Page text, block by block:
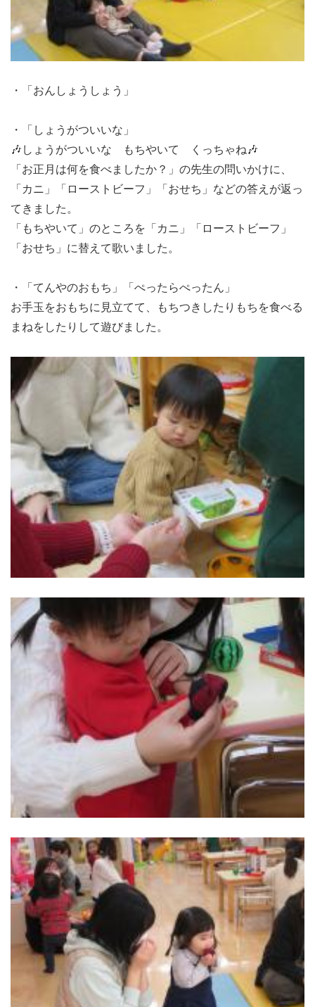
・「おんしょうしょう」
・「しょうがついいな」
🎶しょうがついいな もちやいて くっちゃね🎶
「お正月は何を食べましたか？」の先生の問いかけに、
「カニ」「ローストビーフ」「おせち」などの答えが返っ
てきました。
「もちやいて」のところを「カニ」「ローストビーフ」
「おせち」に替えて歌いました。
・「てんやのおもち」「ぺったらぺったん」
お手玉をおもちに見立てて、もちつきしたりもちを食べる
まねをしたりして遊びました。